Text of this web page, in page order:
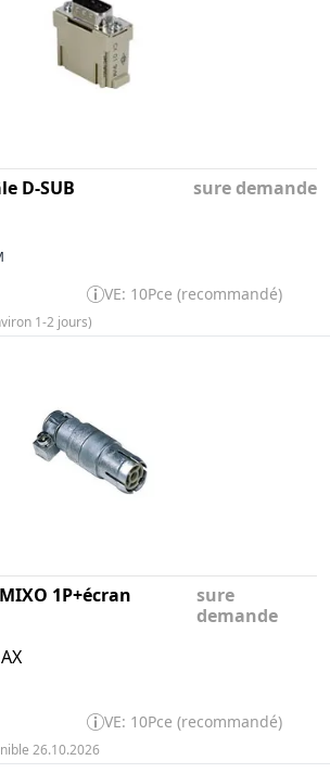
D-SUB
sure demande
VE: 10Pce (recommandé)
1-2 jours)
1P+écran
sure
demande
VE: 10Pce (recommandé)
26.10.2026